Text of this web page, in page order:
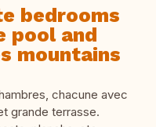
bedrooms
pool and
mountains
chacune avec
grande terrasse.